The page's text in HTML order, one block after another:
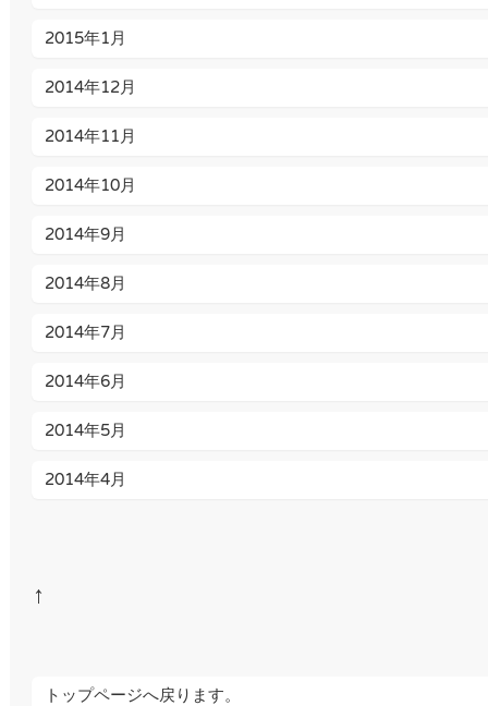
2015年1月
2014年12月
2014年11月
2014年10月
2014年9月
2014年8月
2014年7月
2014年6月
2014年5月
2014年4月
↑
トップページへ戻ります。